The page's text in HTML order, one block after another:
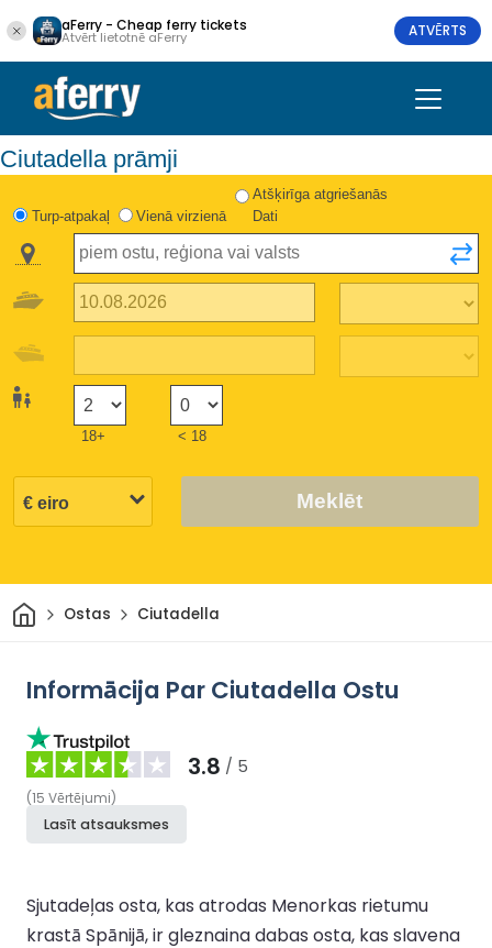
aFerry - Cheap ferry tickets
Atvērt lietotnē aFerry ATVĒRTS
Ciutadella prāmji
Turp-atpakaļ Vienā virzienā
Atšķirīga atgriešanās
Dati
18+ < 18
Meklēt
Sākums
Ostas Ciutadella
Informācija Par Ciutadella Ostu
3.8 / 5
(15 Vērtējumi)
Lasīt atsauksmes
Sjutadeļas osta, kas atrodas Menorkas rietumu
krastā Spānijā, ir gleznaina dabas osta, kas slavena